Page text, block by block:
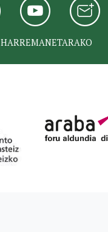
HARREMANETARAKO